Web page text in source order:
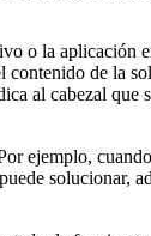
o la
de la
al cabezal que
ejemplo,
solucionar,